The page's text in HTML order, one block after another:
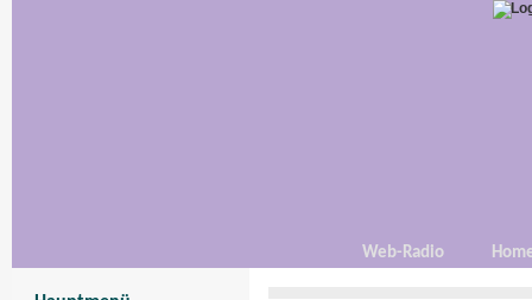
Web-Radio